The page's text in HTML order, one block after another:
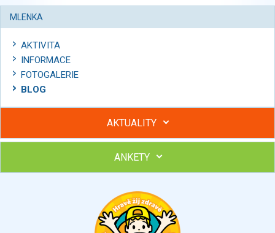
MLENKA
AKTIVITA
INFORMACE
FOTOGALERIE
BLOG
AKTUALITY
Hubněte s podporou lektorky a skupiny v kurzech STOBu
Chcete poradit s hubnutím? Najděte si odborníka STOBu ve
ANKETY